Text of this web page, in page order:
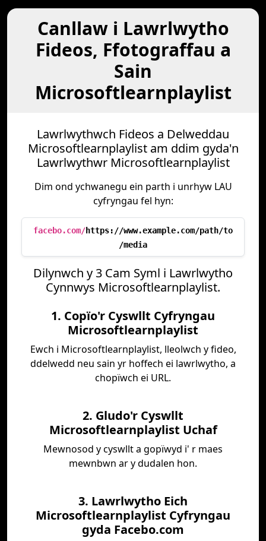
Canllaw i Lawrlwytho
Fideos, Ffotograffau a
Sain
Microsoftlearnplaylist
Lawrlwythwch Fideos a Delweddau
Microsoftlearnplaylist am ddim gyda'n
Lawrlwythwr Microsoftlearnplaylist
Dim ond ychwanegu ein parth i unrhyw LAU
cyfryngau fel hyn:
facebo.com/https://www.example.com/path/to
/media
Dilynwch y 3 Cam Syml i Lawrlwytho
Cynnwys Microsoftlearnplaylist.
1. Copïo'r Cyswllt Cyfryngau
Microsoftlearnplaylist
Ewch i Microsoftlearnplaylist, lleolwch y fideo,
ddelwedd neu sain yr hoffech ei lawrlwytho, a
chopïwch ei URL.
2. Gludo'r Cyswllt
Microsoftlearnplaylist Uchaf
Mewnosod y cyswllt a gopïwyd i' r maes
mewnbwn ar y dudalen hon.
3. Lawrlwytho Eich
Microsoftlearnplaylist Cyfryngau
gyda Facebo.com